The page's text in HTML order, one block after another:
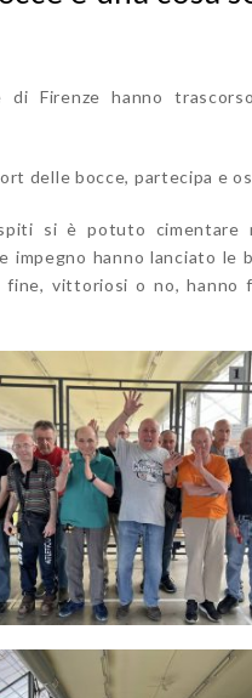
Firenze hanno
delle bocce, partecipa e
si è potuto cimentare
impegno hanno lanciato le
vittoriosi o no, hanno